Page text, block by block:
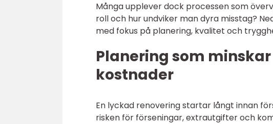
Många upplever dock processen som
roll och hur undviker man dyra misstag?
med fokus på planering, kvalitet och
Planering som
kostnader
En lyckad renovering startar långt innan
risken för förseningar, extrautgifter och